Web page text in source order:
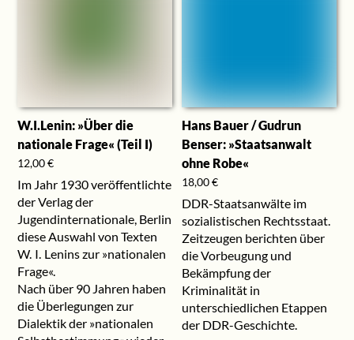
W.I.Lenin: »Über die
nationale Frage« (Teil I)
12,00€
Im Jahr 1930 veröffentlichte
der Verlag der
Jugendinternationale, Berlin
diese Auswahl von Texten
W. I. Lenins zur »nationalen
Frage«.
Nach über 90 Jahren haben
die Überlegungen zur
Dialektik der »nationalen
Hans Bauer / Gudrun
Benser: »Staatsanwalt
ohne Robe«
18,00€
DDR-Staatsanwälte im
sozialistischen Rechtsstaat.
Zeitzeugen berichten über
die Vorbeugung und
Bekämpfung der
Kriminalität in
unterschiedlichen Etappen
der DDR-Geschichte.